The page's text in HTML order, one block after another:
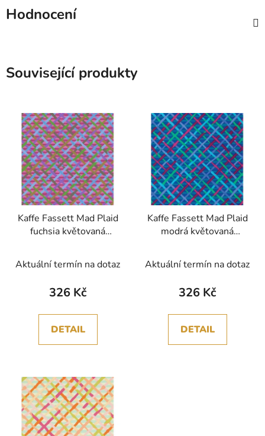
Hodnocení
Související produkty
Kaffe Fassett Mad Plaid
fuchsia květovaná
látka patchwork
Aktuální termín na dotaz
326 Kč
DETAIL
Kaffe Fassett Mad Plaid
modrá květovaná
látka patchwork
Aktuální termín na dotaz
326 Kč
DETAIL